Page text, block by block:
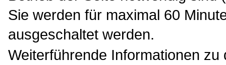
Sie werden für maximal 60
ausgeschaltet werden.
Weiterführende Informationen